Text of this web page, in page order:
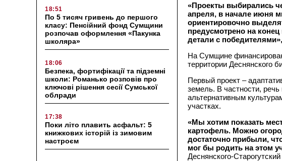
18:51
По 5 тисяч гривень до першого
класу: Пенсійний фонд Сумщини
розпочав оформлення «Пакунка
школяра»
18:06
Безпека, фортифікації та підземні
школи: Романько розповів про
ключові рішення сесії Сумської
облради
17:38
Поки літо плавить асфальт: 5
книжкових історій із зимовим
настроєм
«Проекты выбирались
апреля, в начале июня
ориентировочно
предусмотрено на
детали с победителями»,
На Сумщине
территории Деснянского
Первый проект –
земель. В частности,
альтернативным
участках.
«Мы хотим показать
картофель. Можно
достаточно прибыли,
мог бы родить на этом
Деснянского-